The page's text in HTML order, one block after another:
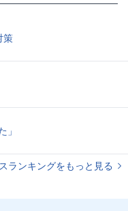
策
」
ランキングをもっと見る